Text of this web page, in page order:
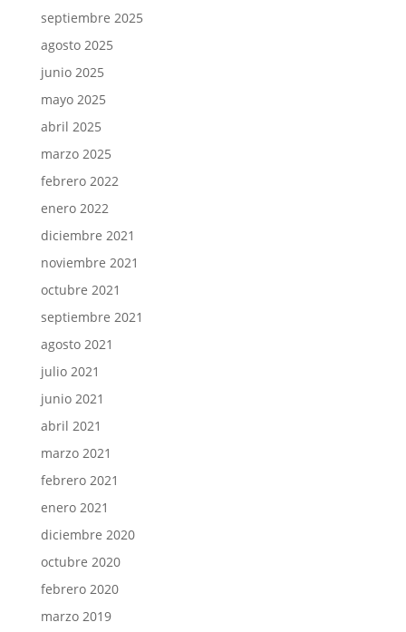
septiembre 2025
agosto 2025
junio 2025
mayo 2025
abril 2025
marzo 2025
febrero 2022
enero 2022
diciembre 2021
noviembre 2021
octubre 2021
septiembre 2021
agosto 2021
julio 2021
junio 2021
abril 2021
marzo 2021
febrero 2021
enero 2021
diciembre 2020
octubre 2020
febrero 2020
marzo 2019